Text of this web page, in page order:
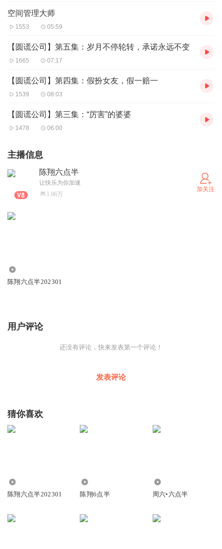
空间管理大师
1553 05:59
【圆谎公司】第五集：岁月不停轮转，承诺永远不变
1665 07:17
【圆谎公司】第四集：假扮女友，假一赔一
1539 08:03
【圆谎公司】第三集：“厉害”的婆婆
1478 06:00
主播信息
陈翔六点半
让快乐为你加速
1.06万
加关注
陈翔六点半202301
用户评论
还没有评论，快来发表第一个评论！
发表评论
猜你喜欢
陈翔六点半202301 陈翔6点半 周六•六点半